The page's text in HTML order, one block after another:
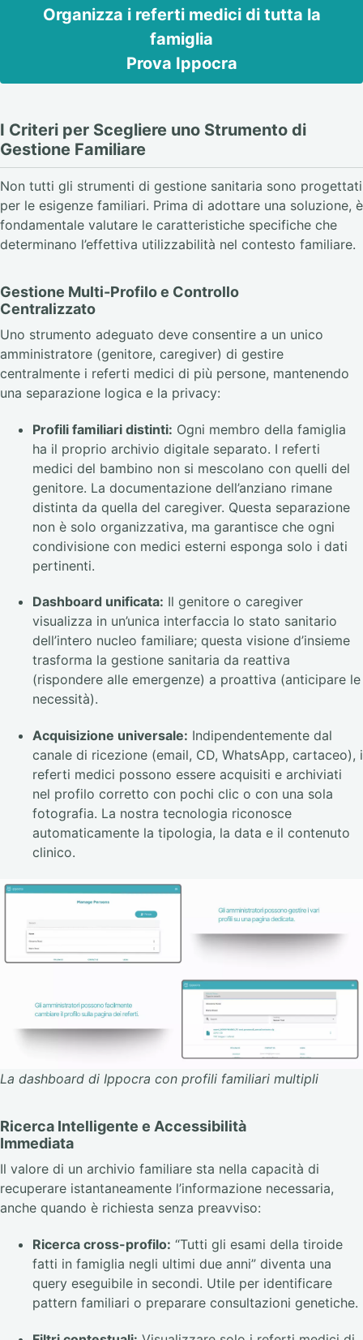
Organizza i referti medici di tutta la
famiglia
Prova Ippocra
I Criteri per Scegliere uno Strumento di
Gestione Familiare
Non tutti gli strumenti di gestione sanitaria sono progettati
per le esigenze familiari. Prima di adottare una soluzione, è
fondamentale valutare le caratteristiche specifiche che
determinano l’effettiva utilizzabilità nel contesto familiare.
Gestione Multi-Profilo e Controllo
Centralizzato
Uno strumento adeguato deve consentire a un unico
amministratore (genitore, caregiver) di gestire
centralmente i referti medici di più persone, mantenendo
una separazione logica e la privacy:
Profili familiari distinti: Ogni membro della famiglia
ha il proprio archivio digitale separato. I referti
medici del bambino non si mescolano con quelli del
genitore. La documentazione dell’anziano rimane
distinta da quella del caregiver. Questa separazione
non è solo organizzativa, ma garantisce che ogni
condivisione con medici esterni esponga solo i dati
pertinenti.
Dashboard unificata: Il genitore o caregiver
visualizza in un’unica interfaccia lo stato sanitario
dell’intero nucleo familiare; questa visione d’insieme
trasforma la gestione sanitaria da reattiva
(rispondere alle emergenze) a proattiva (anticipare le
necessità).
Acquisizione universale: Indipendentemente dal
canale di ricezione (email, CD, WhatsApp, cartaceo), i
referti medici possono essere acquisiti e archiviati
nel profilo corretto con pochi clic o con una sola
fotografia. La nostra tecnologia riconosce
automaticamente la tipologia, la data e il contenuto
clinico.
La dashboard di Ippocra con profili familiari multipli
Ricerca Intelligente e Accessibilità
Immediata
Il valore di un archivio familiare sta nella capacità di
recuperare istantaneamente l’informazione necessaria,
anche quando è richiesta senza preavviso:
Ricerca cross-profilo: “Tutti gli esami della tiroide
fatti in famiglia negli ultimi due anni” diventa una
query eseguibile in secondi. Utile per identificare
pattern familiari o preparare consultazioni genetiche.